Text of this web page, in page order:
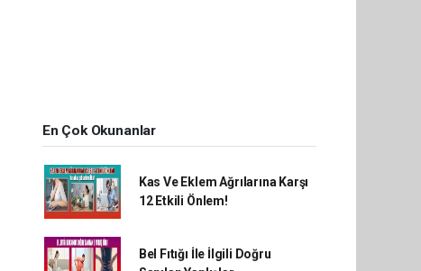
En Çok Okunanlar
Kas Ve Eklem Ağrılarına Karşı
12 Etkili Önlem!
Bel Fıtığı İle İlgili Doğru